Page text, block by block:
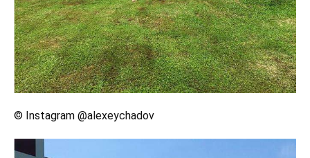
© Instagram @alexeychadov